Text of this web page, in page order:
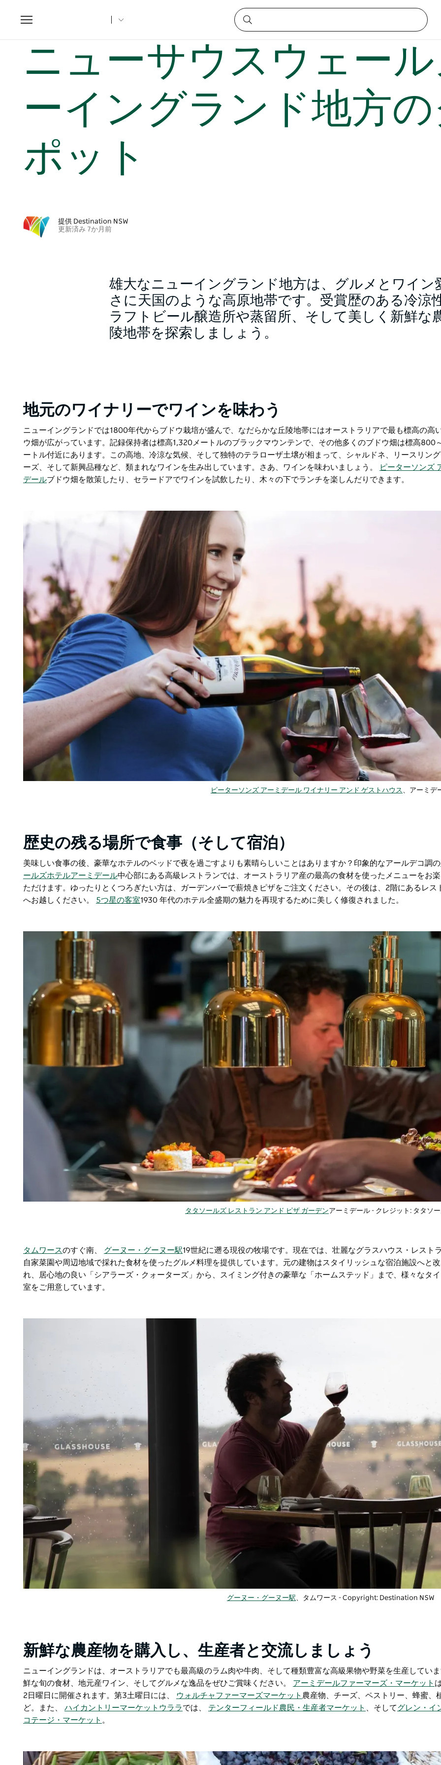
Toggle
navigation
ニューサウスウェールズ州ニューイングランド地方のグルメスポット
ニューサウスウェー
ーイングランド地方
ポット
提供 Destination NSW
更新済み 7か月前
雄大なニューイングランド地方は、グルメとワイン
さに天国のような高原地帯です。受賞歴のある冷涼
ラフトビール醸造所や蒸留所、そして美しく新鮮な
陵地帯を探索しましょう。
地元のワイナリーでワインを味わう
ニューイングランドでは1800年代からブドウ栽培が盛んで、なだらかな丘陵地帯にはオーストラリアで最も標高の高
ウ畑が広がっています。記録保持者は標高1,320メートルのブラックマウンテンで、その他多くのブドウ畑は標高800
ートル付近にあります。この高地、冷涼な気候、そして独特のテラローザ土壌が相まって、シャルドネ、リースリン
ーズ、そして新興品種など、類まれなワインを生み出しています。さあ、ワインを味わいましょう。
ピーターソンズ
デールブドウ畑を散策したり、セラードアでワインを試飲したり、木々の下でランチを楽しんだりできます。
ピーターソンズ アーミデール ワイナリー アンド ゲストハウス 、アーミデ
歴史の残る場所で食事（そして宿泊）
美味しい食事の後、豪華なホテルのベッドで夜を過ごすよりも素晴らしいことはありますか？印象的なアールデコ調の
ールズホテルアーミデール中心部にある高級レストランでは、オーストラリア産の最高の食材を使ったメニューをお
ただけます。ゆったりとくつろぎたい方は、ガーデンバーで薪焼きピザをご注文ください。その後は、2階にあるレス
へお越しください。 5つ星の客室1930 年代のホテル全盛期の魅力を再現するために美しく修復されました。
タタソールズ レストラン アンド ピザ ガーデンアーミデール - クレジット: タタソ
タムワースのすぐ南、 グーヌー・グーヌー駅19世紀に遡る現役の牧場です。現在では、壮麗なグラスハウス・レスト
自家菜園や周辺地域で採れた食材を使ったグルメ料理を提供しています。元の建物はスタイリッシュな宿泊施設へと
れ、居心地の良い「シアラーズ・クォーターズ」から、スイミング付きの豪華な「ホームステッド」まで、様々なタ
室をご用意しています。
グーヌー・グーヌー駅、タムワース - Copyright: Destination NSW
新鮮な農産物を購入し、生産者と交流しましょう
ニューイングランドは、オーストラリアでも最高級のラム肉や牛肉、そして種類豊富な高級果物や野菜を生産してい
鮮な旬の食材、地元産ワイン、そしてグルメな逸品をぜひご賞味ください。 アーミデールファーマーズ・マーケット
2日曜日に開催されます。第3土曜日には、
ウォルチャファーマーズマーケット 農産物、チーズ、ペストリー、蜂蜜、
ど。また、 ハイカントリーマーケット ウララでは、 テンターフィールド農民・生産者マーケット 、そしてグレン・イ
コテージ・マーケット 。